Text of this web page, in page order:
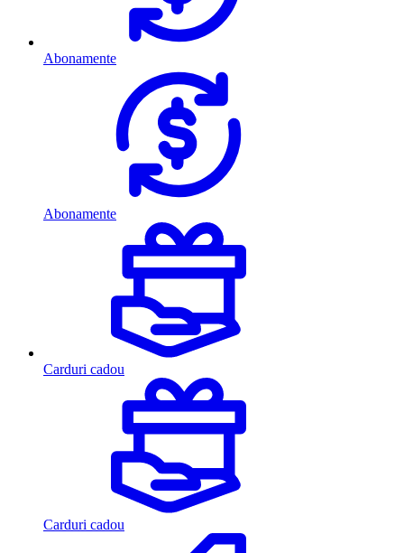
Abonamente
Abonamente
Carduri cadou
Carduri cadou